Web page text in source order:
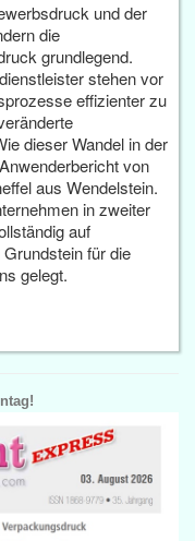
und der
die
grundlegend.
stehen vor
effizienter zu
dieser Wandel in der
von
aus Wendelstein.
in zweiter
auf
für die
gelegt.